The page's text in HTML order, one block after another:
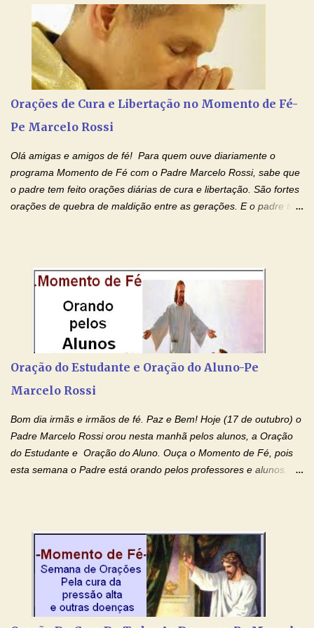
aos nossos pais. Hoje nossas orações serão focadas nos pais
que não se encontram bem de saúde, OS PAIS ENFERMOS!
Amados, durante toda esta semana vamos orar pelos nossos
pais. Vamos dedicar um dia para os pais mais idosos, pais que
estão doentes, pais que estão longe dos filhos, pais que já são
falecidos, pais que tem problemas com vícios, enfim, vamos orar
Orações de Cura e Libertação no Momento de Fé-
Pe Marcelo Rossi
Olá amigas e amigos de fé! Para quem ouve diariamente o
programa Momento de Fé com o Padre Marcelo Rossi, sabe que
o padre tem feito orações diárias de cura e libertação. São fortes
orações de quebra de maldição entre as gerações. E o padre tem
por estas valiosas orações. Tenham um lindo fim de semana na
paz de Jesus Cristo e no amor de Maria Santíssima. Adriana-
Devoção e Fé Clique para acessar: Facebook Padre Marcelo
Rossi Site Padre Marcelo Rossi (para ouvir o Momento de Fé)
Tocai, Cura! E Restaura! "Jesus, no poder de Seu Nome, peço
agora que as águas do meu batismo fluam para trás através das
gerações, através de todas as raízes da minha árvore
genealógica. Que o Sangue de Jesus, purificador e vivificante,
Oração do Estudante e Oração do Aluno-Pe
Marcelo Rossi
Bom dia irmãs e irmãos de fé. Paz e Bem! Hoje (17 de outubro) o
Padre Marcelo Rossi orou nesta manhã pelos alunos, a Oração
do Estudante e Oração do Aluno. Ouça o Momento de Fé, pois
esta semana o Padre está orando pelos professores e alunos.
intelectualmente e espiritualmente para o dia da prova. Confie no
amor Ágape de Jesus e no amor materno de Nossa Senhora.
Fique com a paz de Jesus e o amor de Maria! Adriana-Devoção e
Fé Oração do Estudante I Senhor, eu sou estudante, e por sinal,
inteligente. Prova isto é o fato de eu estar aqui, conversando com
o Senhor. Obrigado pelo dom da inteligência e pela possibilidade